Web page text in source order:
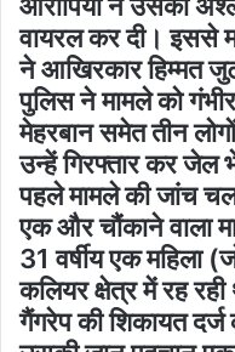
वायरल कर दी। इससे
ने आखिरकार हिम्मत
पुलिस ने मामले को
मेहरबान समेत तीन
उन्हें गिरफ्तार कर जेल
पहले मामले की जांच चल
एक और चौंकाने वाला
31 वर्षीय एक महिला
कलियर क्षेत्र में रह
गैंगरेप की शिकायत